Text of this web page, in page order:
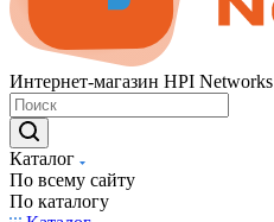
Интернет-магазин HPI Networks
Каталог
По всему сайту
По каталогу